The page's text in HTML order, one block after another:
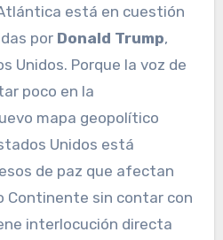
está en cuestión
por Donald Trump,
Unidos. Porque la voz de
poco en la
mapa geopolítico
Unidos está
de paz que afectan
Continente sin contar con
interlocución directa